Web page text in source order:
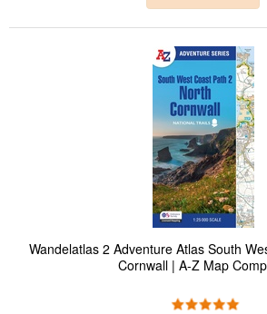
Wandelatlas 2 Adventure Atlas South
Cornwall | A-Z Map